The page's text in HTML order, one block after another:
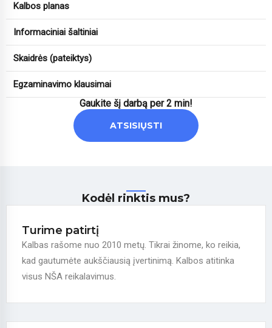
Kalbos planas
Informaciniai šaltiniai
Skaidrės (pateiktys)
Egzaminavimo klausimai
Gaukite šį darbą per 2 min!
ATSISIŲSTI
Kodėl rinktis mus?
Turime patirtį
Kalbas rašome nuo 2010 metų. Tikrai žinome, ko reikia,
kad gautumėte aukščiausią įvertinimą. Kalbos atitinka
visus NŠA reikalavimus.